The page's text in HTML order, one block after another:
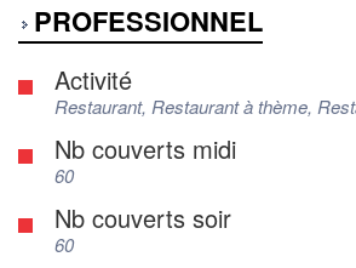
PROFESSIONNEL
Activité
Restaurant, Restaurant à thème,
Nb couverts midi
60
Nb couverts soir
60